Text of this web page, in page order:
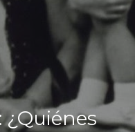
¿Quiénes